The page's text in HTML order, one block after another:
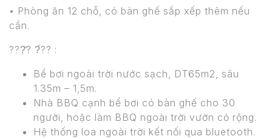
• Phòng ăn 12 chỗ, có bàn ghế sắp xếp thêm nếu
cần.
???̣̂? ?́?? :
Bể bơi ngoài trời nước sạch, DT65m2, sâu
1.35m – 1,5m.
Nhà BBQ cạnh bể bơi có bàn ghế cho 30
người, hoặc làm BBQ ngoài trời vườn cỏ rộng.
Hệ thống loa ngoài trời kết nối qua bluetooth.